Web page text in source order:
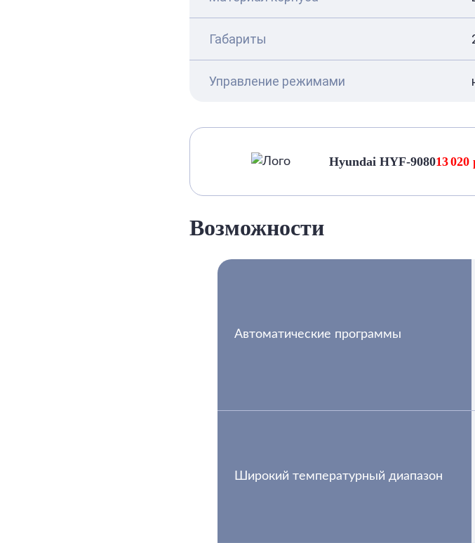
Габариты
Управление режимами
Hyundai HYF-908013 020
Возможности
Автоматические программы
Широкий температурный диапазон